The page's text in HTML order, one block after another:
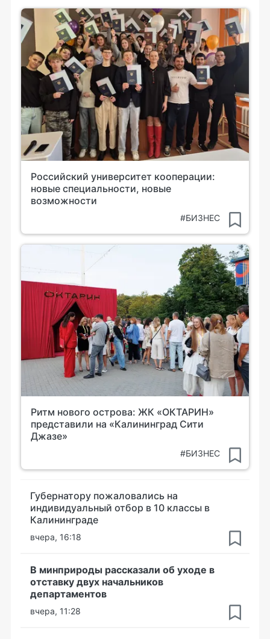
Российский университет кооперации:
новые специальности, новые
возможности
#БИЗНЕС
Ритм нового острова: ЖК «ОКТАРИН»
представили на «Калининград Сити
Джазе»
#БИЗНЕС
Губернатору пожаловались на
индивидуальный отбор в 10 классы в
Калининграде
вчера, 16:18
В минприроды рассказали об уходе в
отставку двух начальников
департаментов
вчера, 11:28